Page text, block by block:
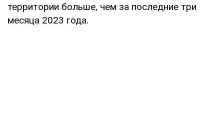
территории больше, чем за последние три
месяца 2023 года.